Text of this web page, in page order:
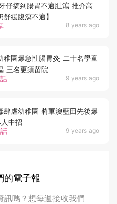
8 years ago
牙仔搞到腸胃不適肚瀉 推介高
舒緩腹瀉不適】
9 years ago
稚園爆急性腸胃炎 二十名學童
三名更須留院
9 years ago
肆虐幼稚園 將軍澳藍田先後爆
中招
的電子報
訊嗎？想每週接收我們